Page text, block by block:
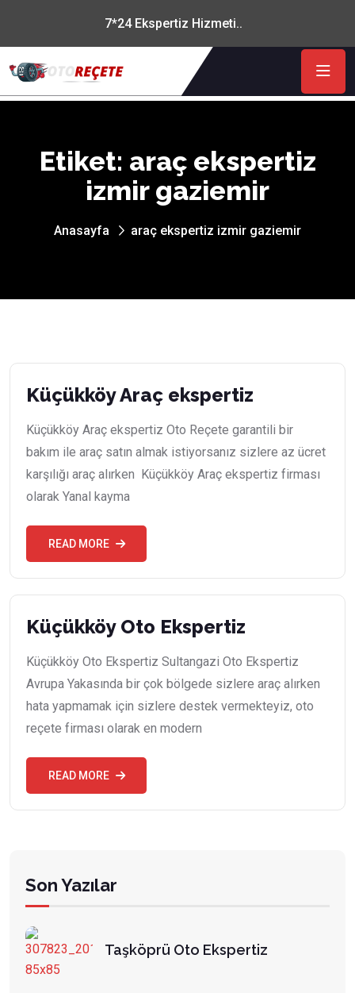
7*24 Ekspertiz Hizmeti..
Etiket: araç ekspertiz
izmir gaziemir
Anasayfa araç ekspertiz izmir gaziemir
Küçükköy Araç ekspertiz
Küçükköy Araç ekspertiz Oto Reçete garantili bir
bakım ile araç satın almak istiyorsanız sizlere az ücret
karşılığı araç alırken Küçükköy Araç ekspertiz firması
olarak Yanal kayma
READ MORE
Küçükköy Oto Ekspertiz
Küçükköy Oto Ekspertiz Sultangazi Oto Ekspertiz
Avrupa Yakasında bir çok bölgede sizlere araç alırken
hata yapmamak için sizlere destek vermekteyiz, oto
reçete firması olarak en modern
READ MORE
Son Yazılar
Taşköprü Oto Ekspertiz